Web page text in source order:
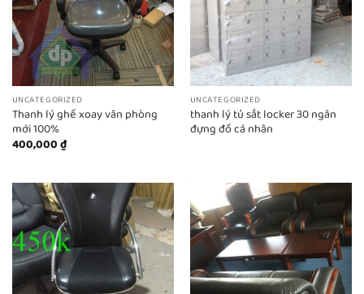
UNCATEGORIZED
Thanh lý ghế xoay văn phòng
mới 100%
400,000₫
UNCATEGORIZED
thanh lý tủ sắt locker 30 ngăn
đựng đồ cá nhân